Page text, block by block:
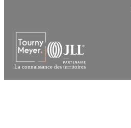
La connaissance des territoires